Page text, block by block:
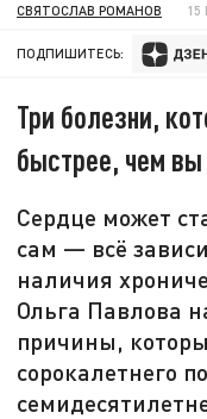
СВЯТОСЛАВ РОМАНОВ 15
ПОДПИШИТЕСЬ:
Три болезни,
быстрее, чем
Сердце может
сам — всё
наличия
Ольга Павлова
причины,
сорокалетнего